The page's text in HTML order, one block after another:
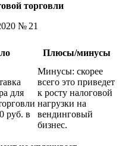
торговли
№ 21
Плюсы/минусы
для
руб. в
Минусы: скорее
всего это приведет
к росту налоговой
нагрузки на
вендинговый
бизнес.